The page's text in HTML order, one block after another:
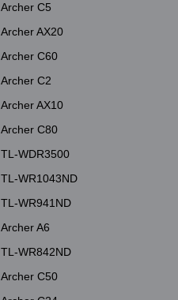
Archer C5
Archer AX20
Archer C60
Archer C2
Archer AX10
Archer C80
TL-WDR3500
TL-WR1043ND
TL-WR941ND
Archer A6
TL-WR842ND
Archer C50